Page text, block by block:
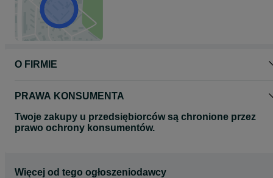
O FIRMIE
PRAWA KONSUMENTA
Twoje zakupy u przedsiębiorców są chronione przez
prawo ochrony konsumentów.
Więcej od tego ogłoszeniodawcy